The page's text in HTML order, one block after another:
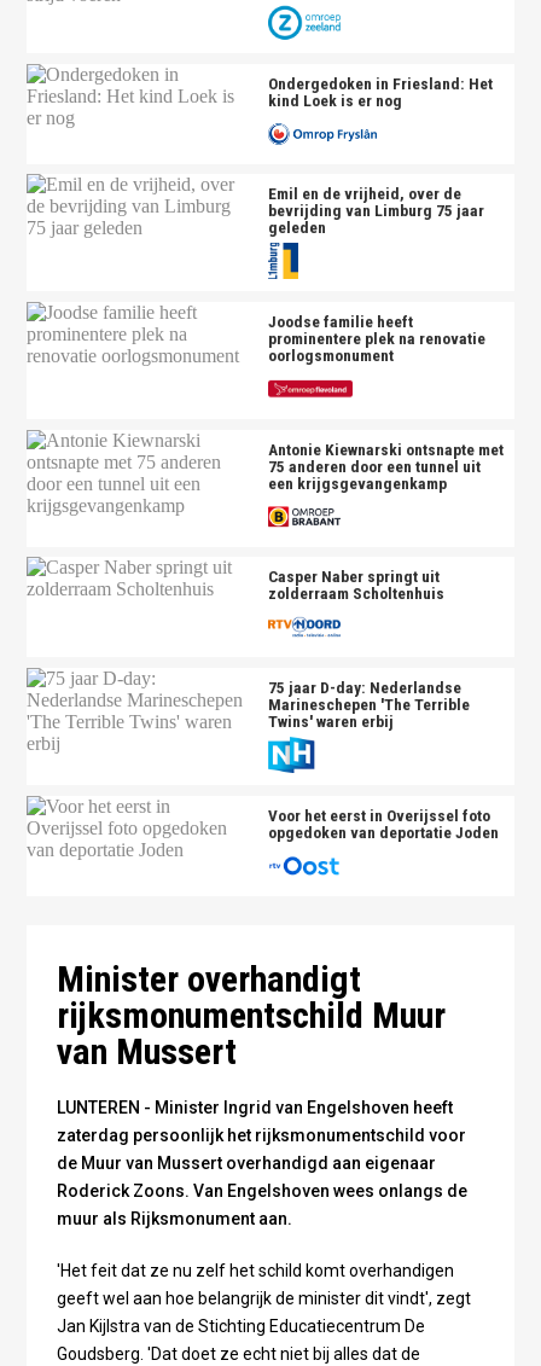
Ondergedoken in Friesland: Het
kind Loek is er nog
Emil en de vrijheid, over de
bevrijding van Limburg 75 jaar
geleden
Joodse familie heeft
prominentere plek na renovatie
oorlogsmonument
Antonie Kiewnarski ontsnapte met
75 anderen door een tunnel uit
een krijgsgevangenkamp
Casper Naber springt uit
zolderraam Scholtenhuis
75 jaar D-day: Nederlandse
Marineschepen 'The Terrible
Twins' waren erbij
Voor het eerst in Overijssel foto
opgedoken van deportatie Joden
Minister overhandigt
rijksmonumentschild Muur
van Mussert
LUNTEREN - Minister Ingrid van Engelshoven heeft
zaterdag persoonlijk het rijksmonumentschild voor
de Muur van Mussert overhandigd aan eigenaar
Roderick Zoons. Van Engelshoven wees onlangs de
muur als Rijksmonument aan.
'Het feit dat ze nu zelf het schild komt overhandigen
geeft wel aan hoe belangrijk de minister dit vindt', zegt
Jan Kijlstra van de Stichting Educatiecentrum De
Goudsberg. 'Dat doet ze echt niet bij alles dat de